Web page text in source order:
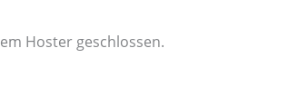
Hoster geschlossen.